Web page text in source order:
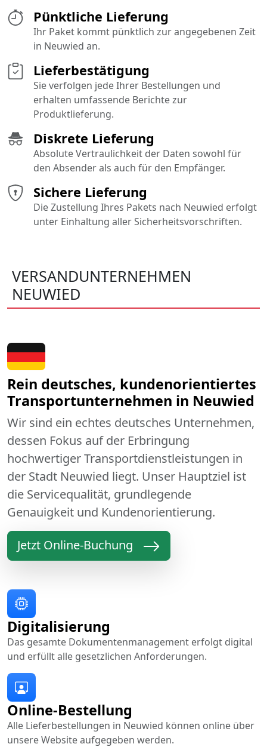
Pünktliche Lieferung
Ihr Paket kommt pünktlich zur angegebenen Zeit
in Neuwied an.
Sichere Lieferung
Die Zustellung Ihres Pakets nach Neuwied erfolgt
unter Einhaltung aller Sicherheitsvorschriften.
Diskrete Lieferung
Absolute Vertraulichkeit der Daten sowohl für
den Absender als auch für den Empfänger.
Lieferbestätigung
Sie verfolgen jede Ihrer Bestellungen und
erhalten umfassende Berichte zur
Produktlieferung.
VERSANDUNTERNEHMEN
NEUWIED
Rein deutsches, kundenorientiertes
Transportunternehmen in Neuwied
Wir sind ein echtes deutsches Unternehmen,
dessen Fokus auf der Erbringung
hochwertiger Transportdienstleistungen in
der Stadt Neuwied liegt. Unser Hauptziel ist
die Servicequalität, grundlegende
Genauigkeit und Kundenorientierung.
Jetzt Online-Buchung
Online-Bestellung
Alle Lieferbestellungen in Neuwied können online über
unsere Website aufgegeben werden.
Digitalisierung
Das gesamte Dokumentenmanagement erfolgt digital
und erfüllt alle gesetzlichen Anforderungen.